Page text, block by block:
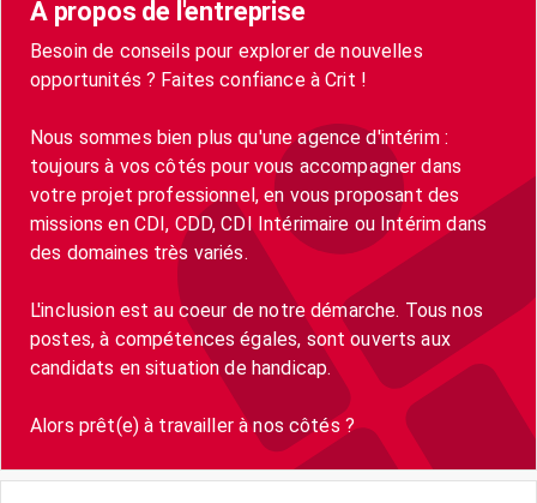
A propos de l'entreprise
Besoin de conseils pour explorer de nouvelles
opportunités ? Faites confiance à Crit !
Nous sommes bien plus qu'une agence d'intérim :
toujours à vos côtés pour vous accompagner dans
votre projet professionnel, en vous proposant des
missions en CDI, CDD, CDI Intérimaire ou Intérim dans
des domaines très variés.
L'inclusion est au coeur de notre démarche. Tous nos
postes, à compétences égales, sont ouverts aux
candidats en situation de handicap.
Alors prêt(e) à travailler à nos côtés ?